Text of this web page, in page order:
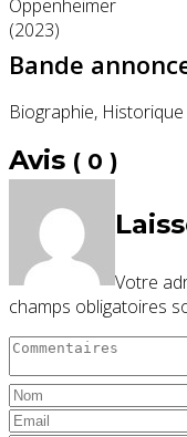
Bande
Biographie, Historique
Avis ( 0 )
Votre
champs obligatoires